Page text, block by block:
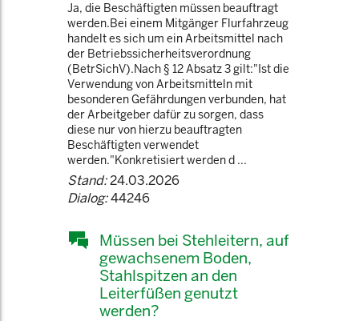
Ja, die Beschäftigten müssen beauftragt
werden.Bei einem Mitgänger Flurfahrzeug
handelt es sich um ein Arbeitsmittel nach
der Betriebssicherheitsverordnung
(BetrSichV).Nach § 12 Absatz 3 gilt:"Ist die
Verwendung von Arbeitsmitteln mit
besonderen Gefährdungen verbunden, hat
der Arbeitgeber dafür zu sorgen, dass
diese nur von hierzu beauftragten
Beschäftigten verwendet
werden."Konkretisiert werden d ...
Stand:24.03.2026
Dialog:44246
Müssen bei Stehleitern, auf
gewachsenem Boden,
Stahlspitzen an den
Leiterfüßen genutzt
werden?